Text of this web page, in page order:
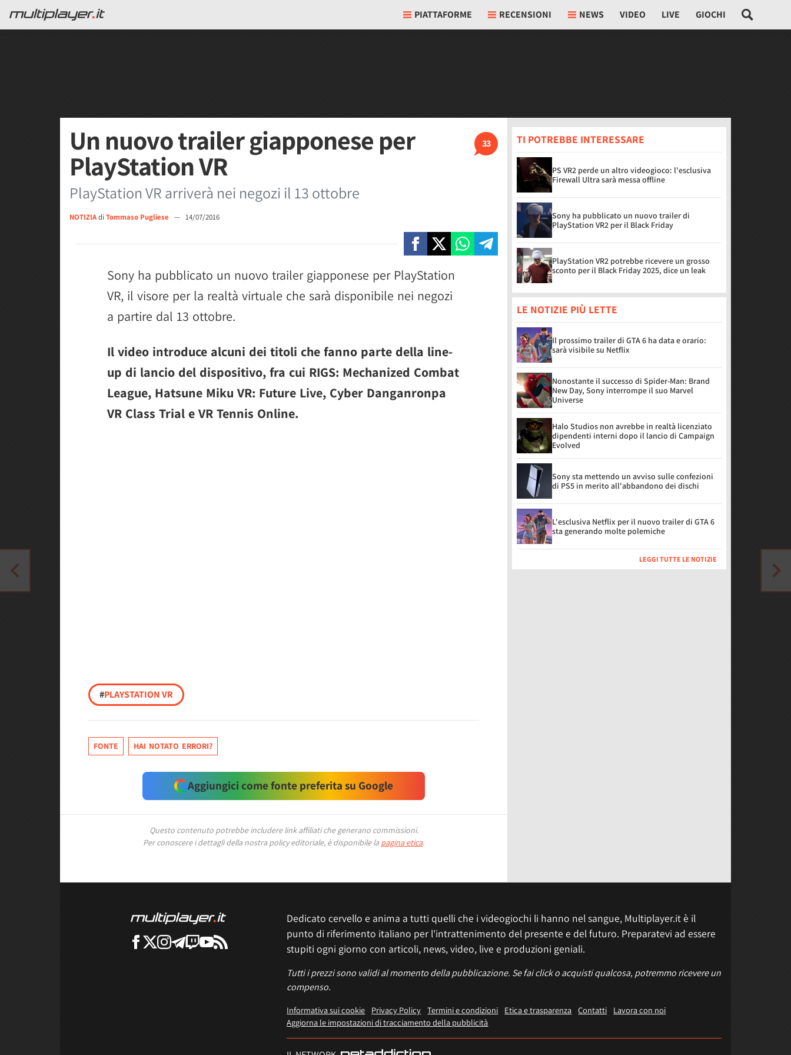
PIATTAFORME RECENSIONI NEWS VIDEO LIVE GIOCHI
33
Un nuovo trailer giapponese per
PlayStation VR
PlayStation VR arriverà nei negozi il 13 ottobre
NOTIZIAdi Tommaso Pugliese — 14/07/2016
Sony ha pubblicato un nuovo trailer giapponese per PlayStation
VR, il visore per la realtà virtuale che sarà disponibile nei negozi
a partire dal 13 ottobre.
Il video introduce alcuni dei titoli che fanno parte della line-
up di lancio del dispositivo, fra cui RIGS: Mechanized Combat
League, Hatsune Miku VR: Future Live, Cyber Danganronpa
VR Class Trial e VR Tennis Online.
#PLAYSTATION VR
FONTE HAI NOTATO ERRORI?
Aggiungici come fonte preferita su Google
Questo contenuto potrebbe includere link affiliati che generano commissioni.
Per conoscere i dettagli della nostra policy editoriale, è disponibile la pagina etica.
TI POTREBBE INTERESSARE
PS VR2 perde un altro videogioco: l'esclusiva
Firewall Ultra sarà messa offline
Sony ha pubblicato un nuovo trailer di
PlayStation VR2 per il Black Friday
PlayStation VR2 potrebbe ricevere un grosso
sconto per il Black Friday 2025, dice un leak
LE NOTIZIE PIÙ LETTE
Il prossimo trailer di GTA 6 ha data e orario:
sarà visibile su Netflix
Nonostante il successo di Spider-Man: Brand
New Day, Sony interrompe il suo Marvel
Universe
Halo Studios non avrebbe in realtà licenziato
dipendenti interni dopo il lancio di Campaign
Evolved
Sony sta mettendo un avviso sulle confezioni
di PS5 in merito all'abbandono dei dischi
L'esclusiva Netflix per il nuovo trailer di GTA 6
sta generando molte polemiche
LEGGI TUTTE LE NOTIZIE
Dedicato cervello e anima a tutti quelli che i videogiochi li hanno nel sangue, Multiplayer.it è il
punto di riferimento italiano per l'intrattenimento del presente e del futuro. Preparatevi ad essere
stupiti ogni giorno con articoli, news, video, live e produzioni geniali.
Tutti i prezzi sono validi al momento della pubblicazione. Se fai click o acquisti qualcosa, potremmo ricevere un
compenso.
Informativa sui cookie Privacy Policy Termini e condizioni Etica e trasparenza Contatti
Lavora con noi
Aggiorna le impostazioni di tracciamento della pubblicità